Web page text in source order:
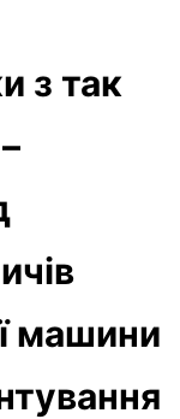
з так
машини